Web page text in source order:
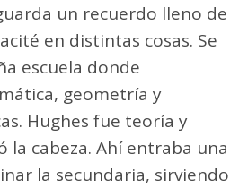
un recuerdo lleno de
en distintas cosas. Se
escuela donde
geometría y
Hughes fue teoría y
la cabeza. Ahí entraba una
la secundaria, sirviendo